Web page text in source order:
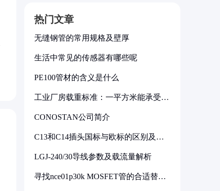
热门文章
无缝钢管的常用规格及壁厚
生活中常见的传感器有哪些呢
PE100管材的含义是什么
工业厂房载重标准：一平方米能承受多
CONOSTAN公司简介
C13和C14插头国标与欧标的区别及其
LGJ-240/30导线参数及载流量解析
寻找nce01p30k MOSFET管的合适替代